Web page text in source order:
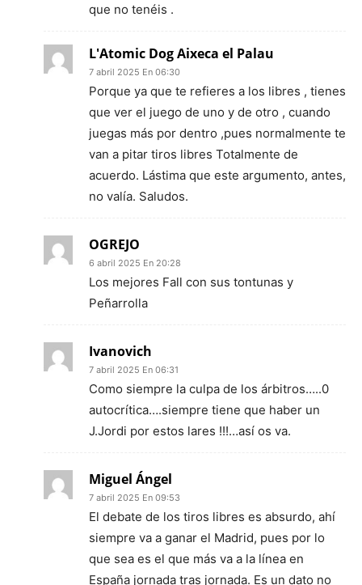
que no tenéis .
L'Atomic Dog Aixeca el Palau
7 abril 2025 En 06:30
Porque ya que te refieres a los libres , tienes
que ver el juego de uno y de otro , cuando
juegas más por dentro ,pues normalmente te
van a pitar tiros libres Totalmente de
acuerdo. Lástima que este argumento, antes,
no valía. Saludos.
OGREJO
6 abril 2025 En 20:28
Los mejores Fall con sus tontunas y
Peñarrolla
Ivanovich
7 abril 2025 En 06:31
Como siempre la culpa de los árbitros…..0
autocrítica….siempre tiene que haber un
J.Jordi por estos lares !!!…así os va.
Miguel Ángel
7 abril 2025 En 09:53
El debate de los tiros libres es absurdo, ahí
siempre va a ganar el Madrid, pues por lo
que sea es el que más va a la línea en
España jornada tras jornada. Es un dato no